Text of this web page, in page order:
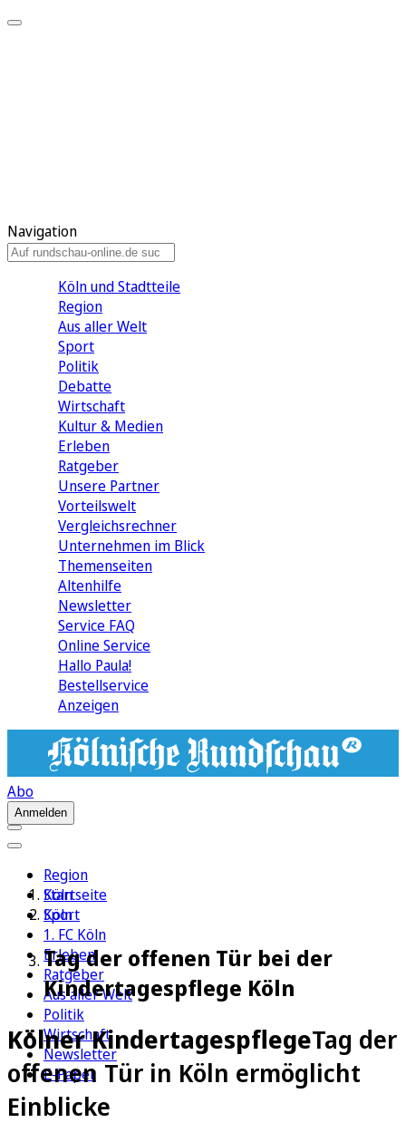
Navigation
Köln und Stadtteile
Region
Aus aller Welt
Sport
Politik
Debatte
Wirtschaft
Kultur & Medien
Erleben
Ratgeber
Unsere Partner
Vorteilswelt
Vergleichsrechner
Unternehmen im Blick
Themenseiten
Altenhilfe
Newsletter
Service FAQ
Online Service
Hallo Paula!
Bestellservice
Anzeigen
Abo
Anmelden
Region
Köln
Sport
1. FC Köln
Erleben
Ratgeber
Aus aller Welt
Politik
Wirtschaft
Newsletter
E-Paper
Startseite
Köln
Tag der offenen Tür bei der
Kindertagespflege Köln
Kölner KindertagespflegeTag der
offenen Tür in Köln ermöglicht
Einblicke